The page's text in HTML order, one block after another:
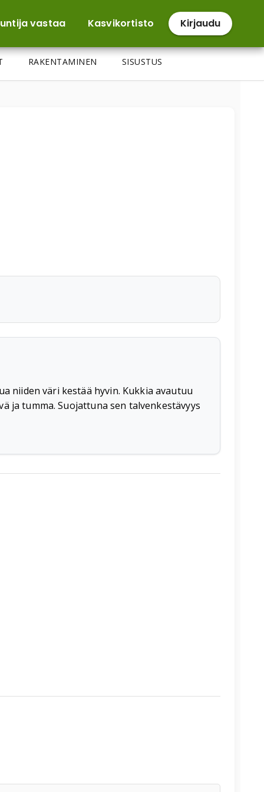
vastaa Kasvikortisto Kirjaudu
RAKENTAMINEN SISUSTUS
niiden väri kestää hyvin. Kukkia avautuu
ja tumma. Suojattuna sen talvenkestävyys